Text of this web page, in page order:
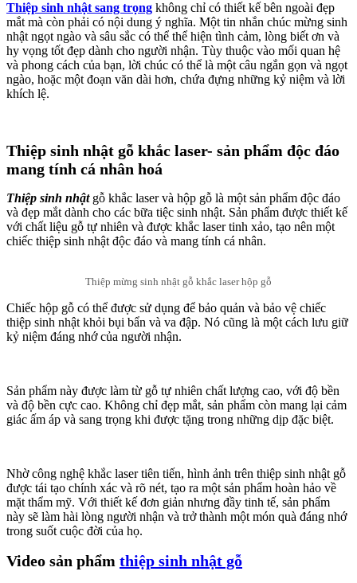
Thiệp sinh nhật sang trọng không chỉ có thiết kế bên ngoài đẹp
mắt mà còn phải có nội dung ý nghĩa. Một tin nhắn chúc mừng sinh
nhật ngọt ngào và sâu sắc có thể thể hiện tình cảm, lòng biết ơn và
hy vọng tốt đẹp dành cho người nhận. Tùy thuộc vào mối quan hệ
và phong cách của bạn, lời chúc có thể là một câu ngắn gọn và ngọt
ngào, hoặc một đoạn văn dài hơn, chứa đựng những kỷ niệm và lời
khích lệ.
Thiệp sinh nhật gỗ khắc laser- sản phẩm độc đáo
mang tính cá nhân hoá
Thiệp sinh nhật gỗ khắc laser và hộp gỗ là một sản phẩm độc đáo
và đẹp mắt dành cho các bữa tiệc sinh nhật. Sản phẩm được thiết kế
với chất liệu gỗ tự nhiên và được khắc laser tinh xảo, tạo nên một
chiếc thiệp sinh nhật độc đáo và mang tính cá nhân.
Thiệp mừng sinh nhật gỗ khắc laser hộp gỗ
Chiếc hộp gỗ có thể được sử dụng để bảo quản và bảo vệ chiếc
thiệp sinh nhật khỏi bụi bẩn và va đập. Nó cũng là một cách lưu giữ
kỷ niệm đáng nhớ của người nhận.
Sản phẩm này được làm từ gỗ tự nhiên chất lượng cao, với độ bền
và độ bền cực cao. Không chỉ đẹp mắt, sản phẩm còn mang lại cảm
giác ấm áp và sang trọng khi được tặng trong những dịp đặc biệt.
Nhờ công nghệ khắc laser tiên tiến, hình ảnh trên thiệp sinh nhật gỗ
được tái tạo chính xác và rõ nét, tạo ra một sản phẩm hoàn hảo về
mặt thẩm mỹ. Với thiết kế đơn giản nhưng đầy tinh tế, sản phẩm
này sẽ làm hài lòng người nhận và trở thành một món quà đáng nhớ
trong suốt cuộc đời của họ.
Video sản phẩm thiệp sinh nhật gỗ